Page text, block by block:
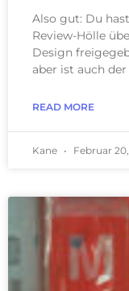
Also gut: Du
Review-Hölle
Design
aber ist auch
READ MORE
Kane Februar